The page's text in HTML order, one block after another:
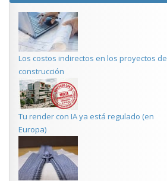
Los costos indirectos en los proyectos de
construcción
Tu render con IA ya está regulado (en
Europa)